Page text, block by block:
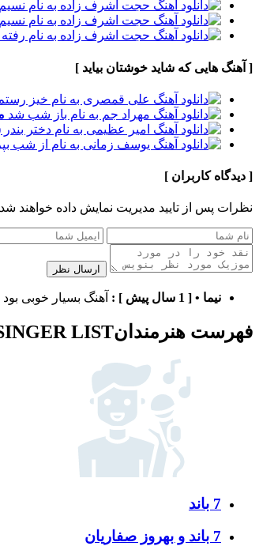
[ آهنگ هایی که شاید خوشتان بیاید ]
[ دیدگاه کاربران ]
نظرات پس از تایید مدیریت نمایش داده خواهند
ارسال نظر
نیما • [ 1 سال پیش ] : آهنگ بسیار خوبی بود
فهرست هنرمندانLIST
7 باند
7 باند و بهروز صفاریان